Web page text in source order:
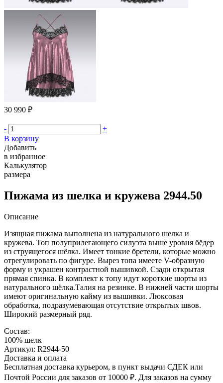
30 990 ₽
-
+
В корзину
Добавить
в избранное
Калькулятор
размера
Пижама из шелка и кружева 2944.50
Описание
Изящная пижама выполнена из натурального шелка и
кружева. Топ полуприлегающего силуэта выше уровня бёдер
из струящегося шёлка. Имеет тонкие бретели, которые можно
отрегулировать по фигуре. Вырез топа имеете V-образную
форму и украшен контрастной вышивкой. Сзади открытая
прямая спинка. В комплект к топу идут короткие шорты из
натурального шёлка.Талия на резинке. В нижней части шорты
имеют оригинальную кайму из вышивки. Люксовая
обработка, подразумевающая отсутствие открытых швов.
Широкий размерный ряд.
Состав:
100% шелк
Артикул: R2944-50
Доставка и оплата
Бесплатная доставка курьером, в пункт выдачи СДЕК или
Почтой России для заказов от 10000 ₽. Для заказов на сумму